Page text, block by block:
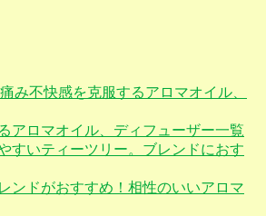
み不快感を克服するアロマオイル、
アロマオイル、ディフューザー一覧
すいティーツリー。ブレンドにおす
ンドがおすすめ！相性のいいアロマ